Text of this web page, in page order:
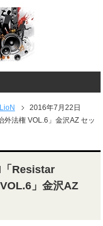
2016年7月22日
法権 VOL.6」金沢AZ セッ
Resistar
」金沢AZ